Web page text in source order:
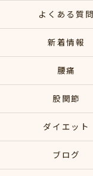
よくある質問
新着情報
腰痛
股関節
ダイエット
ブログ